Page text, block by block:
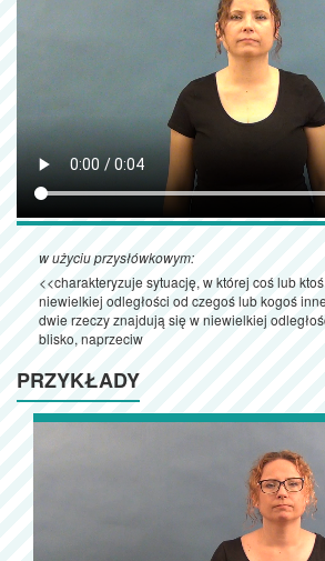
w użyciu przysłówkowym:
<<charakteryzuje sytuację, w której coś lub
niewielkiej odległości od czegoś lub kogoś
dwie rzeczy znajdują się w niewielkiej
blisko, naprzeciw
PRZYKŁADY